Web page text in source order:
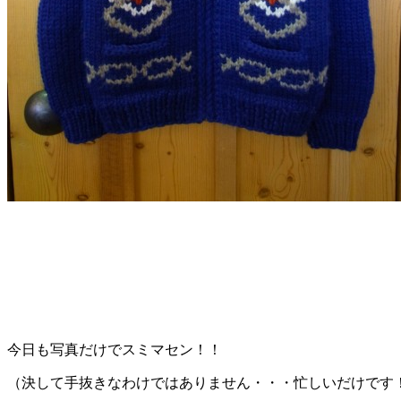
今日も写真だけでスミマセン！！
（決して手抜きなわけではありません・・・忙しいだけです